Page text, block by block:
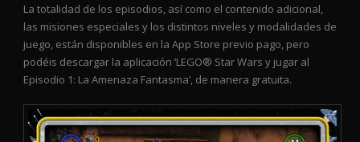
La totalidad de los episodios, así como el contenido adicional,
las misiones especiales y los distintos niveles y modalidades de
juego, están disponibles en la App Store previo pago, pero
podéis descargar la aplicación ‘LEGO® Star Wars y jugar al
Episodio 1: La Amenaza Fantasma’, de manera gratuita.